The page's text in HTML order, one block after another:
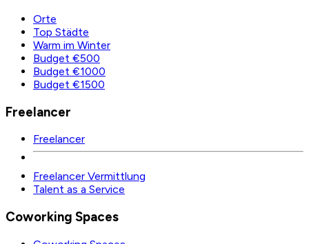
Orte
Top Städte
Warm im Winter
Budget €500
Budget €1000
Budget €1500
Freelancer
Freelancer
Freelancer Vermittlung
Talent as a Service
Coworking Spaces